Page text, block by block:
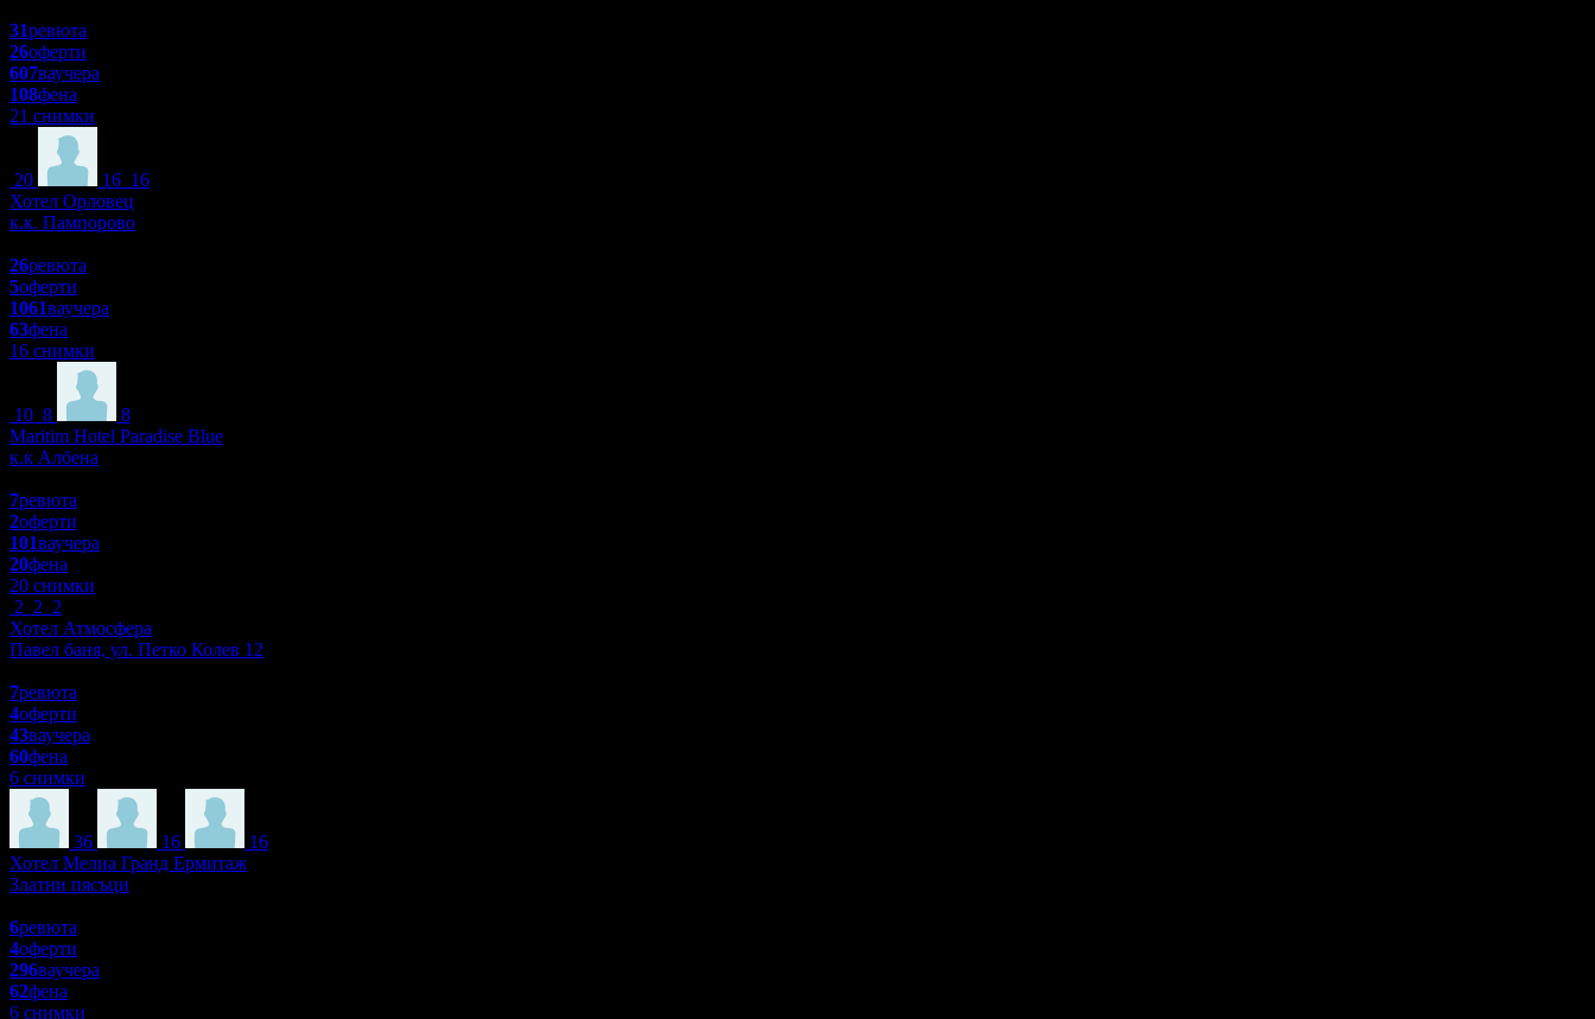
31ревюта
26оферти
607ваучера
108фена
21 снимки
20 16 16
Хотел Орловец
к.к. Пампорово
26ревюта
5оферти
1061ваучера
63фена
16 снимки
10 8
8
Maritim Hotel Paradise Blue
к.к Албена
7ревюта
2оферти
101ваучера
20фена
20 снимки
2 2 2
Хотел Атмосфера
Павел баня, ул. Петко Колев 12
7ревюта
4оферти
43ваучера
60фена
6 снимки
36 16
16
Хотел Мелиа Гранд Ермитаж
Златни пясъци
6ревюта
4оферти
296ваучера
62фена
6 снимки